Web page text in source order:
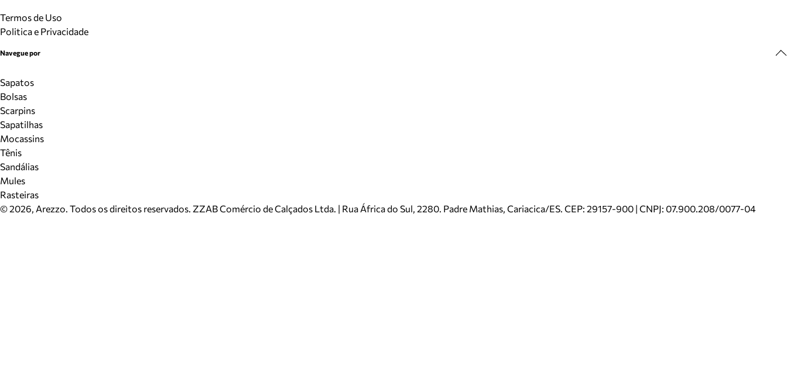
Termos de Uso
Politica e Privacidade
Navegue por
Sapatos
Bolsas
Scarpins
Sapatilhas
Mocassins
Tênis
Sandálias
Mules
Rasteiras
©2026, Arezzo. Todos os direitos reservados. ZZAB Comércio de Calçados Ltda. | Rua África do Sul, 2280. Padre Mathias, Cariacica/ES. CEP: 29157-900 | CNPJ: 07.900.208/0077-04